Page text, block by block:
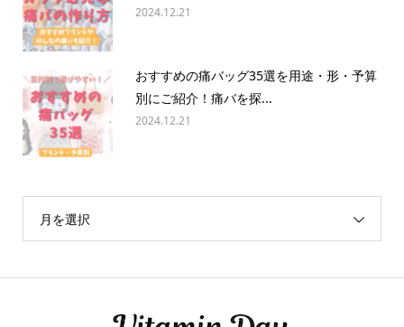
2024.12.21
おすすめの痛バッグ35選を用途・形・予算
別にご紹介！痛バを探...
2024.12.21
月を選択